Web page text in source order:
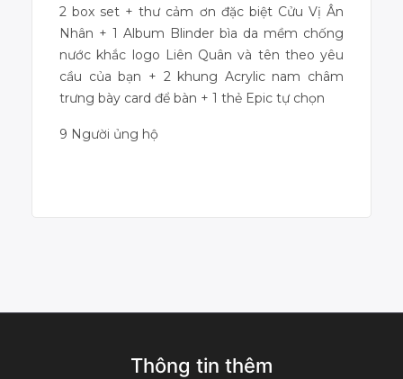
2 box set + thư cảm ơn đặc biệt Cửu Vị Ân
Nhân + 1 Album Blinder bìa da mềm chống
nước khắc logo Liên Quân và tên theo yêu
cầu của bạn + 2 khung Acrylic nam châm
trưng bày card để bàn + 1 thẻ Epic tự chọn
9 Người ủng hộ
Thông tin thêm